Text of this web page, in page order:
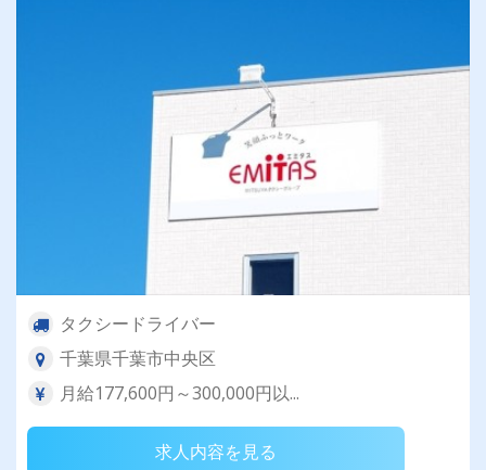
タクシードライバー
千葉県千葉市中央区
月給177,600円～300,000円以...
求人内容を見る